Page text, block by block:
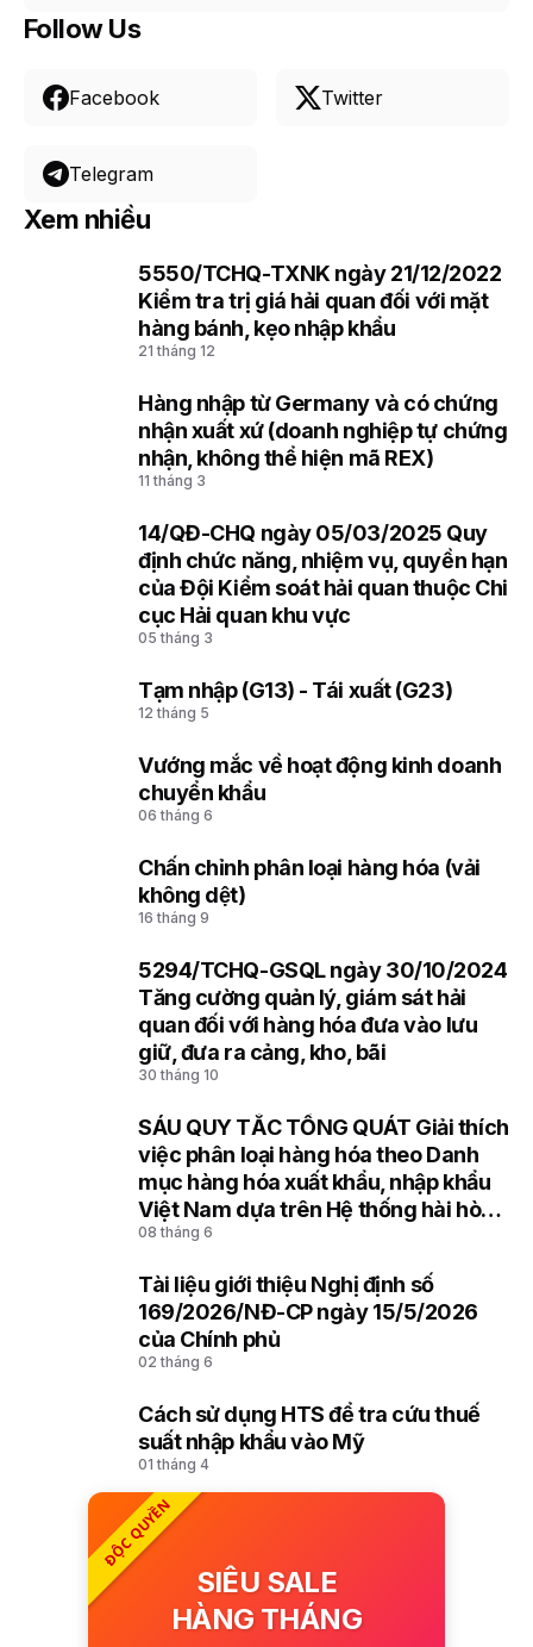
Follow Us
Facebook Twitter
Telegram
Xem nhiều
5550/TCHQ-TXNK ngày 21/12/2022
Kiểm tra trị giá hải quan đối với mặt
hàng bánh, kẹo nhập khẩu
21 tháng 12
Hàng nhập từ Germany và có chứng
nhận xuất xứ (doanh nghiệp tự chứng
nhận, không thể hiện mã REX)
11 tháng 3
14/QĐ-CHQ ngày 05/03/2025 Quy
định chức năng, nhiệm vụ, quyền hạn
của Đội Kiểm soát hải quan thuộc Chi
cục Hải quan khu vực
05 tháng 3
Tạm nhập (G13) - Tái xuất (G23)
12 tháng 5
Vướng mắc về hoạt động kinh doanh
chuyển khẩu
06 tháng 6
Chấn chỉnh phân loại hàng hóa (vải
không dệt)
16 tháng 9
5294/TCHQ-GSQL ngày 30/10/2024
Tăng cường quản lý, giám sát hải
quan đối với hàng hóa đưa vào lưu
giữ, đưa ra cảng, kho, bãi
30 tháng 10
SÁU QUY TẮC TỔNG QUÁT Giải thích
việc phân loại hàng hóa theo Danh
mục hàng hóa xuất khẩu, nhập khẩu
Việt Nam dựa trên Hệ thống hài hòa
mô tả và mã hóa hàng hóa (HS) của
08 tháng 6
Tài liệu giới thiệu Nghị định số
169/2026/NĐ-CP ngày 15/5/2026
của Chính phủ
02 tháng 6
Cách sử dụng HTS để tra cứu thuế
suất nhập khẩu vào Mỹ
01 tháng 4
ĐỘC QUYỀN
SIÊU SALE
HÀNG THÁNG